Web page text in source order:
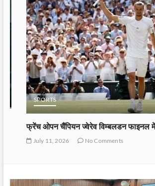
SPORTS
फ्रेंच ओपन चैंपियन ज्वेरेव विम्बलडन फाइनल में पहुंचे
July 11, 2026 No Comments